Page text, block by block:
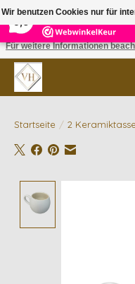
5
✓ Gratis verzending vanaf €200
Startseite / 2
Wir benutzen Cookies nur für
Ist das in
Für weitere Informationen